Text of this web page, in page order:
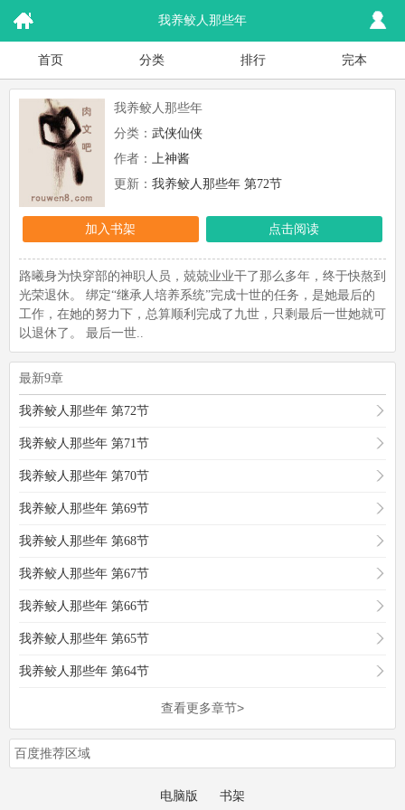
我养鲛人那些年
首页 分类 排行 完本
我养鲛人那些年
分类： 武侠仙侠
作者： 上神酱
更新： 我养鲛人那些年 第72节
加入书架 点击阅读
路曦身为快穿部的神职人员，兢兢业业干了那么多年，终于快熬到
光荣退休。 绑定“继承人培养系统”完成十世的任务，是她最后的
工作，在她的努力下，总算顺利完成了九世，只剩最后一世她就可
以退休了。 最后一世..
最新9章
我养鲛人那些年 第72节
我养鲛人那些年 第71节
我养鲛人那些年 第70节
我养鲛人那些年 第69节
我养鲛人那些年 第68节
我养鲛人那些年 第67节
我养鲛人那些年 第66节
我养鲛人那些年 第65节
我养鲛人那些年 第64节
查看更多章节>
百度推荐区域
电脑版 书架